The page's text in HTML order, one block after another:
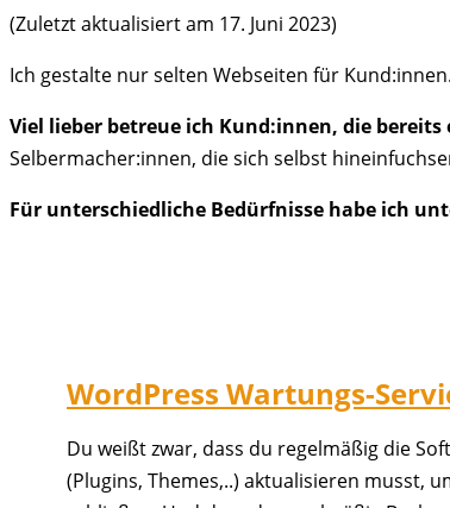
(Zuletzt aktualisiert am 17. Juni 2023)
Ich gestalte nur selten Webseiten für Kund:innen.
Viel lieber betreue ich Kund:innen, die bereits
Selbermacher:innen, die sich selbst
Für unterschiedliche Bedürfnisse habe ich
WordPress Wartungs-
Du weißt zwar, dass du regelmäßig die
(Plugins, Themes,..) aktualisieren musst,